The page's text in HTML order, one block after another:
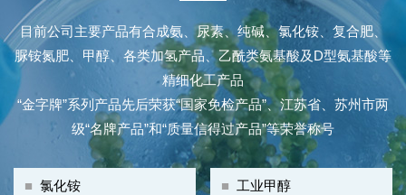
目前公司主要产品有合成氨、尿素、纯碱、氯化铵、复合肥、
脲铵氮肥、甲醇、各类加氢产品、乙酰类氨基酸及D型氨基酸等
精细化工产品
“金字牌”系列产品先后荣获“国家免检产品”、江苏省、苏州市两
级“名牌产品”和“质量信得过产品”等荣誉称号
■ 工业甲醇
■ 氯化铵